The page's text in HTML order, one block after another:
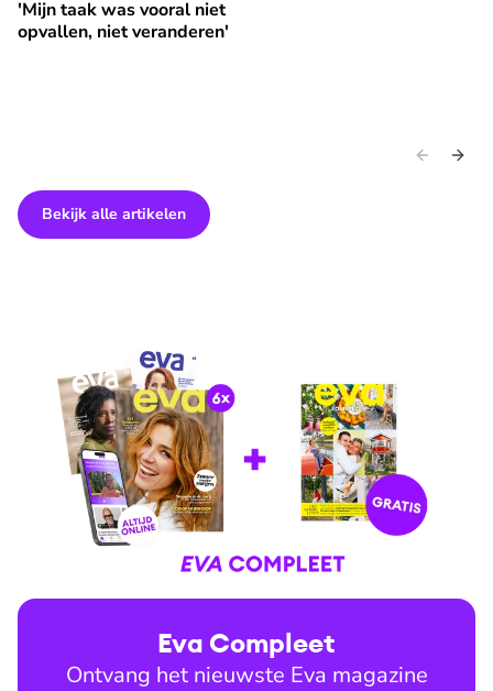
'Mijn taak was vooral niet
opvallen, niet veranderen'
Bekijk alle artikelen
Eva Compleet
Ontvang het nieuwste Eva magazine